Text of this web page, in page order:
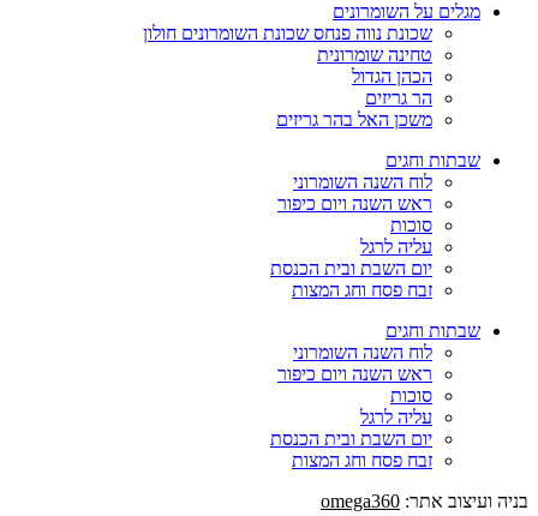
מגלים על השומרונים
שכונת נווה פנחס שכונת השומרונים חולון
טחינה שומרונית
הכהן הגדול
הר גריזים
משכן האל בהר גריזים
שבתות וחגים
לוח השנה השומרוני
ראש השנה ויום כיפור
סוכות
עליה לרגל
יום השבת ובית הכנסת
זבח פסח וחג המצות
שבתות וחגים
לוח השנה השומרוני
ראש השנה ויום כיפור
סוכות
עליה לרגל
יום השבת ובית הכנסת
זבח פסח וחג המצות
בניה ועיצוב אתר: omega360